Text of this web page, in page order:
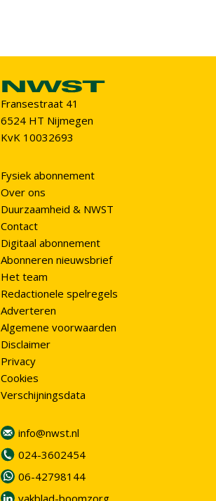
Fransestraat 41
6524 HT Nijmegen
KvK 10032693
Fysiek abonnement
Over ons
Duurzaamheid & NWST
Contact
Digitaal abonnement
Abonneren nieuwsbrief
Het team
Redactionele spelregels
Adverteren
Algemene voorwaarden
Disclaimer
Privacy
Cookies
Verschijningsdata
info@nwst.nl
024-3602454
06-42798144